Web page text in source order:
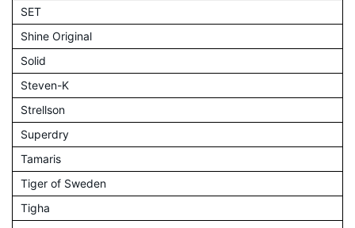
SET
Shine Original
Solid
Steven-K
Strellson
Superdry
Tamaris
Tiger of Sweden
Tigha